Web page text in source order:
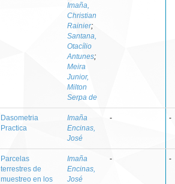
Imaña,
Christian
Rainier;
Santana,
Otacílio
Antunes;
Meira
Junior,
Milton
Serpa de
Dasometria
Practica
Imaña
Encinas,
José
- -
Parcelas
terrestres de
muestreo en los
Imaña
Encinas,
José
- -